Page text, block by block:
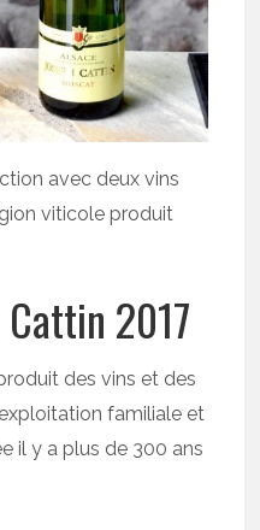
avec deux vins
viticole produit
2017
des vins et des
familiale et
il y a plus de 300 ans